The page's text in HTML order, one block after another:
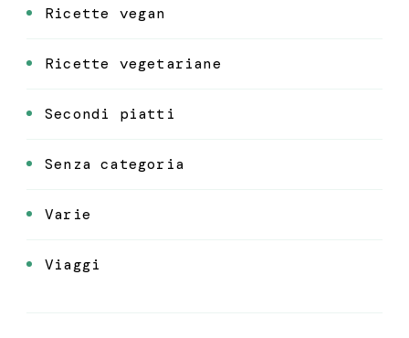
Ricette vegan
Ricette vegetariane
Secondi piatti
Senza categoria
Varie
Viaggi